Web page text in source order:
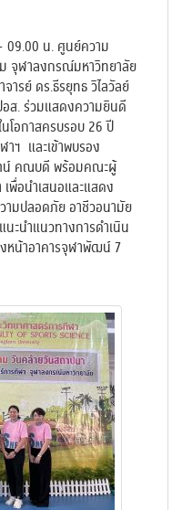
09.00 น. ศูนย์ความ
จุฬาลงกรณ์มหาวิทยาลัย
ารย์ ดร.ธีรยุทธ วิไลวัลย์
ส. ร่วมแสดงความยินดี
โอกาสครบรอบ 26 ปี
ฯ และเข้าพบรอง
น์ คณบดี พร้อมคณะผู้
พื่อนำเสนอและแสดง
ามปลอดภัย อาชีวอนามัย
ะนำแนวทางการดำเนิน
หน้าอาคารจุฬาพัฒน์ 7